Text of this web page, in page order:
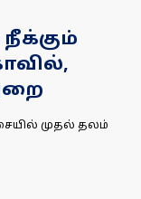
முதல் தலம்